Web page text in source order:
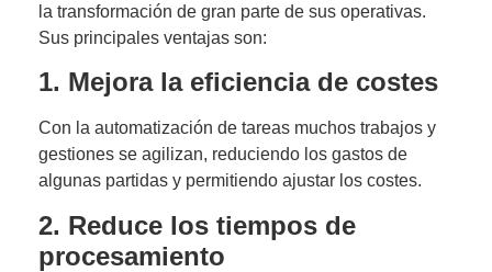
la transformación de gran parte de sus operativas.
Sus principales ventajas son:
1. Mejora la eficiencia de costes
Con la automatización de tareas muchos trabajos y
gestiones se agilizan, reduciendo los gastos de
algunas partidas y permitiendo ajustar los costes.
2. Reduce los tiempos de
procesamiento